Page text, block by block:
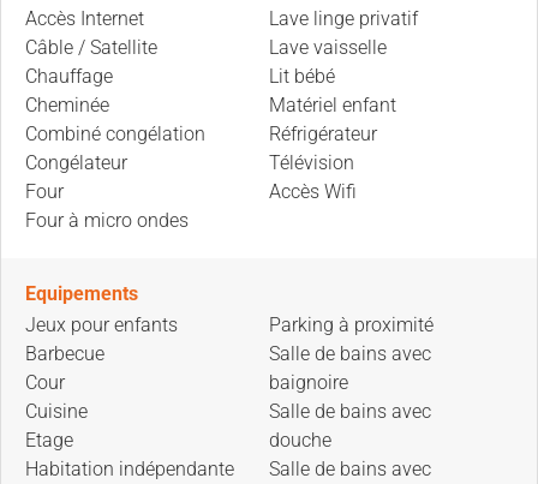
Accès Internet
Câble / Satellite
Chauffage
Cheminée
Combiné congélation
Congélateur
Four
Four à micro ondes
Lave linge privatif
Lave vaisselle
Lit bébé
Matériel enfant
Réfrigérateur
Télévision
Accès Wifi
Equipements
Jeux pour enfants
Barbecue
Cour
Cuisine
Etage
Habitation indépendante
Parking à proximité
Salle de bains avec
baignoire
Salle de bains avec
douche
Salle de bains avec